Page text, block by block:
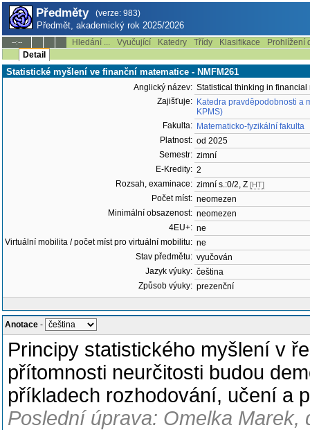
Předměty (verze: 983)
Předmět, akademický rok 2025/2026
--:-- Hledání ... Vyučující Katedry Třídy Klasifikace
Prohlížení
Detail
Statistické myšlení ve finanční matematice - NMFM261
Anglický název: Statistical thinking in financial
Zajišťuje: Katedra pravděpodobnosti a
KPMS)
Fakulta: Matematicko-fyzikální fakulta
Platnost: od 2025
Semestr: zimní
E-Kredity: 2
Rozsah, examinace: zimní s.:0/2, Z [HT]
Počet míst: neomezen
Minimální obsazenost: neomezen
4EU+: ne
Virtuální mobilita / počet míst pro virtuální mobilitu: ne
Stav předmětu: vyučován
Jazyk výuky: čeština
Způsob výuky: prezenční
Anotace -
Principy statistického myšlení v
přítomnosti neurčitosti budou
příkladech rozhodování, učení a
Poslední úprava: Omelka Marek,